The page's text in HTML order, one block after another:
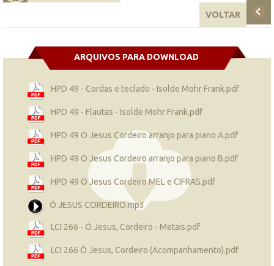
VOLTAR
ARQUIVOS PARA DOWNLOAD
HPD 49 - Cordas e teclado - Isolde Mohr Frank.pdf
HPD 49 - Flautas - Isolde Mohr Frank.pdf
HPD 49 O Jesus Cordeiro arranjo para piano A.pdf
HPD 49 O Jesus Cordeiro arranjo para piano B.pdf
HPD 49 O Jesus Cordeiro MEL e CIFRAS.pdf
Ó JESUS CORDEIRO.mp3
LCI 266 - Ó Jesus, Cordeiro - Metais.pdf
LCI 266 Ó Jesus, Cordeiro (Acompanhamento).pdf